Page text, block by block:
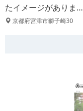
たイメージがありま…
京都府宮津市獅子崎30